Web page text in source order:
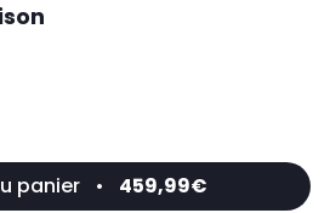
panier • 459,99€